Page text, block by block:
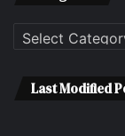
Categories
Last Modified